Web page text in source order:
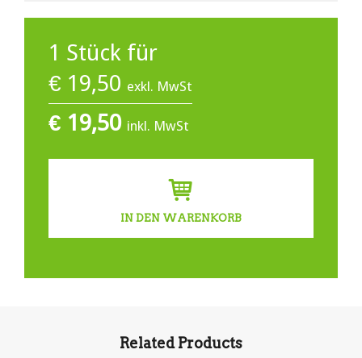
1 Stück für
€ 19,50 exkl. MwSt
€ 19,50 inkl. MwSt
IN DEN WARENKORB
Related Products